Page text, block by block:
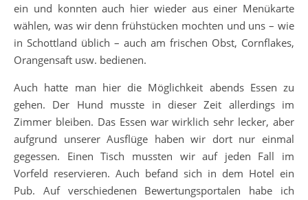
ein und konnten auch hier wieder aus einer Menükarte
wählen, was wir denn frühstücken mochten und uns – wie
in Schottland üblich – auch am frischen Obst, Cornflakes,
Orangensaft usw. bedienen.
Auch hatte man hier die Möglichkeit abends Essen zu
gehen. Der Hund musste in dieser Zeit allerdings im
Zimmer bleiben. Das Essen war wirklich sehr lecker, aber
aufgrund unserer Ausflüge haben wir dort nur einmal
gegessen. Einen Tisch mussten wir auf jeden Fall im
Vorfeld reservieren. Auch befand sich in dem Hotel ein
Pub. Auf verschiedenen Bewertungsportalen habe ich